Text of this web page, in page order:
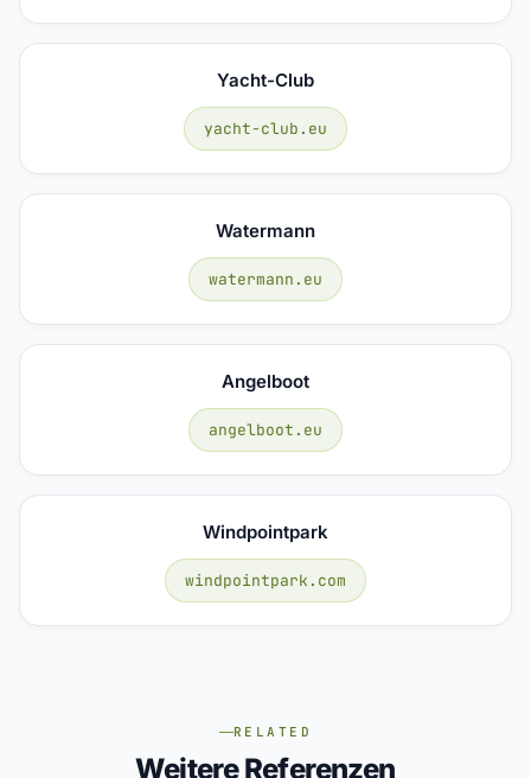
Yacht-Club
yacht-club.eu
Watermann
watermann.eu
Angelboot
angelboot.eu
Windpointpark
windpointpark.com
RELATED
Weitere Referenzen